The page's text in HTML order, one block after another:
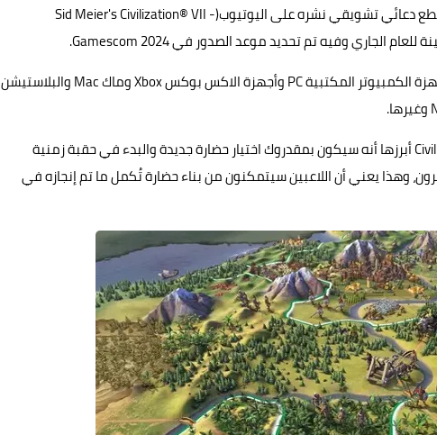
فقد بدأ الاستديو بطرخ تفاصيل موعد صدور اللعبة ضمن مقطع دعائي تشويقي نشره على اليوتيوب(Sid Meier's Civilization® VII -
اللعبة ستتوفر على الكثير من منصات التشغيل من بينها أجهزة الكمبيوتر المكتبية PC وأجهزة الاكس بوكس Xbox وماك Mac والبلاستيشن
وهناك الكثير من التغييرات في أسلوب اللعبة على Civilization 7 أبرزها أنه سيكون بمقدروك اختيار حضارة جديدة والبدء في حقبة زمنية
وهذا يعني أن اللاعبين سيتمكنون من بناء حضارة تُكمل ما تم إنجازه في